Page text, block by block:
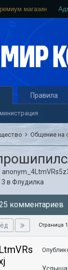
магазин
Правила
Общение на
вФлудилка
комментариев
Страница